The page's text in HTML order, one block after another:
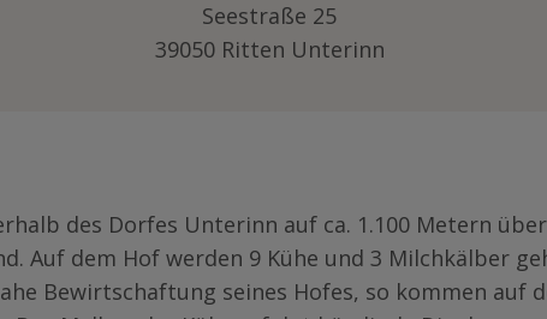
Seestraße 25
39050 Ritten Unterinn
des Dorfes Unterinn auf ca. 1.100 Metern
Auf dem Hof werden 9 Kühe und 3 Milchkälber
Bewirtschaftung seines Hofes, so kommen auf